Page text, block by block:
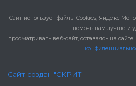
Cайт использует файлы Cookies, Яндекс
помочь вам лучше и
просматривать веб-сайт, оставаясь на
Сайт создан "СКРИТ"